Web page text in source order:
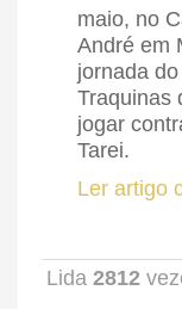
maio, no
André em
jornada
Traquinas
jogar
Tarei.
Ler artigo
Lida 2812